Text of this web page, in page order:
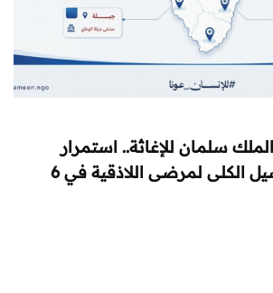
سلمان للإغاثة.. استمرار
تأمين أدوية غسيل الكلى لمرضى اللاذقية في 6